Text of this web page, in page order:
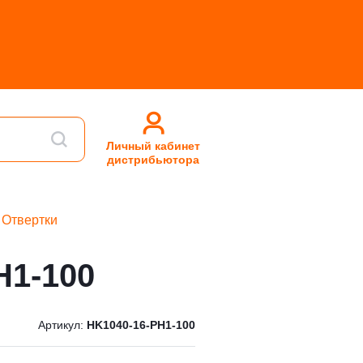
Личный кабинет
дистрибьютора
Отвертки
100
Артикул: HK1040-16-PH1-100